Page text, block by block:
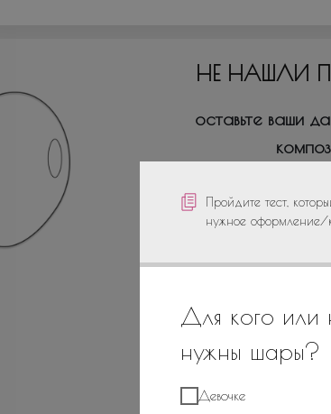
Пройдите тест,
нужное оформление/
Для кого или
нужны шары?
Девочке
НЕ НАШЛИ
оставьте ваши